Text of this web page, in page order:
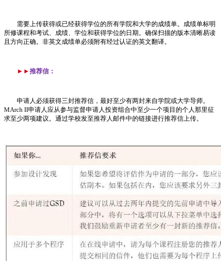
需要上传获得或已经获得学位的所有学院和大学的成绩单。成绩单标明
所修课程和考试、成绩、学位和获得学位的日期。确保扫描的版本清晰易读
且方向正确。非英文成绩单必须附有经过认证的英文翻译。
►► 推荐信：
申请人必须获得三封推荐信，最好至少有两封来自学院或大学导师。
MArch II申请人应从参与监督申请人投资组合中至少一个项目的个人那里征
求至少两项建议。通过学校发至推荐人邮件中的链接进行推荐信上传。